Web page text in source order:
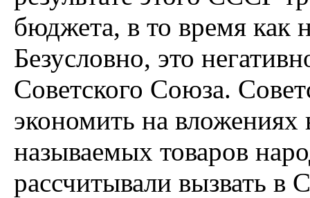
бюджета, в то время как
Безусловно, это
Советского Союза.
экономить на вложениях
называемых товаров
рассчитывали вызвать в